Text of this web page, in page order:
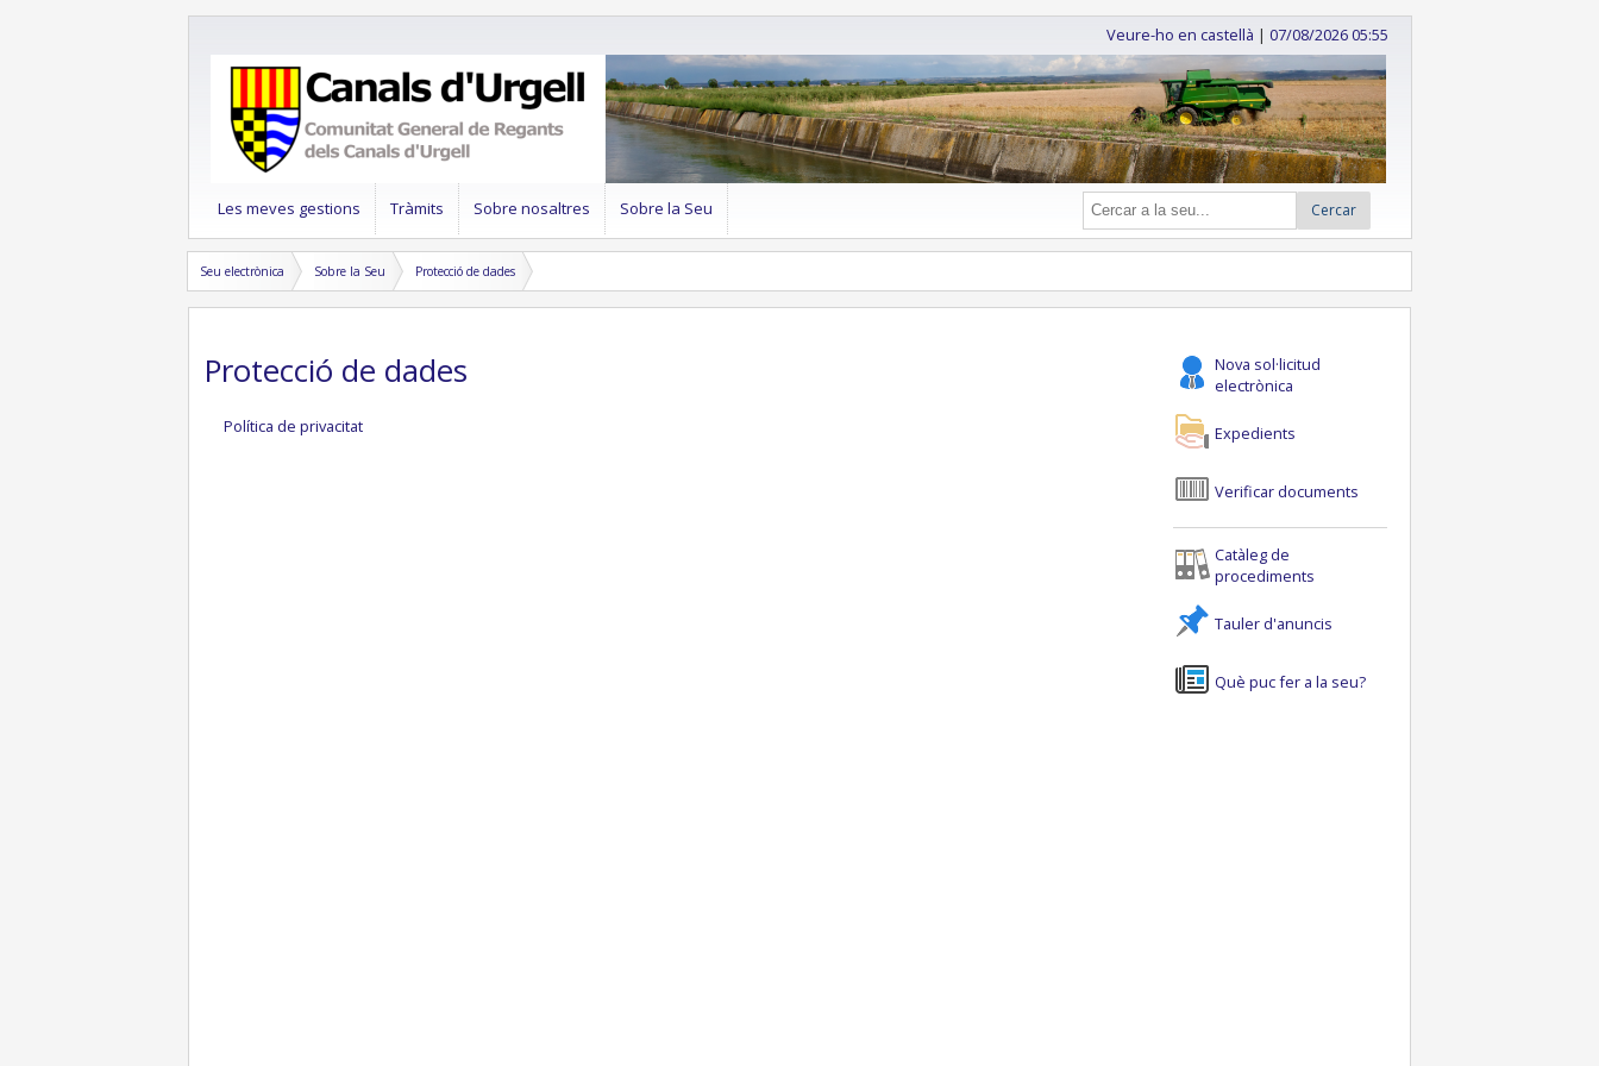
Veure-ho en castellà | 07/08/2026 05:55
Les meves gestions Tràmits Sobre nosaltres Sobre la Seu Cercar
Seu electrònica Sobre la Seu Protecció de dades
Protecció de dades
Política de privacitat
Nova sol·licitud
electrònica
Expedients
Verificar documents
Catàleg de
procediments
Tauler d'anuncis
Què puc fer a la seu?